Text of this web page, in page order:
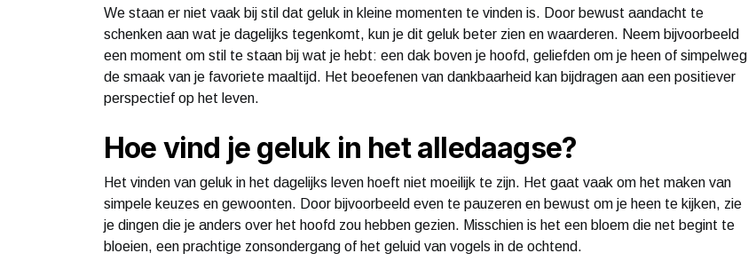
We staan er niet vaak bij stil dat geluk in kleine momenten te vinden is. Door bewust aandacht te
schenken aan wat je dagelijks tegenkomt, kun je dit geluk beter zien en waarderen. Neem bijvoorbeeld
een moment om stil te staan bij wat je hebt: een dak boven je hoofd, geliefden om je heen of simpelweg
de smaak van je favoriete maaltijd. Het beoefenen van dankbaarheid kan bijdragen aan een positiever
perspectief op het leven.
Hoe vind je geluk in het alledaagse?
Het vinden van geluk in het dagelijks leven hoeft niet moeilijk te zijn. Het gaat vaak om het maken van
simpele keuzes en gewoonten. Door bijvoorbeeld even te pauzeren en bewust om je heen te kijken, zie
je dingen die je anders over het hoofd zou hebben gezien. Misschien is het een bloem die net begint te
bloeien, een prachtige zonsondergang of het geluid van vogels in de ochtend.